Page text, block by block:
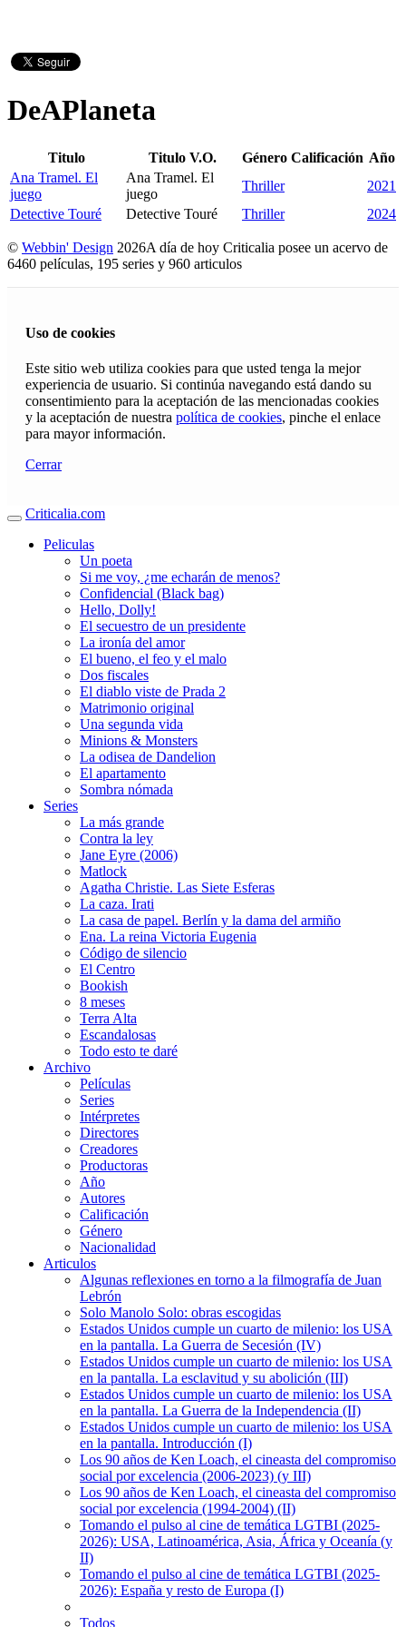
DeAPlaneta
Titulo Titulo V.O. Género Calificación Año
Ana Tramel. El
juego
Ana Tramel. El
juego
Thriller
2021
Detective Touré
Detective Touré Thriller 2024
© Webbin' Design 2026A día de hoy Criticalia posee un acervo de
6460 películas, 195 series y 960 articulos
Uso de cookies
Este sitio web utiliza cookies para que usted tenga la mejor
experiencia de usuario. Si continúa navegando está dando su
consentimiento para la aceptación de las mencionadas cookies
y la aceptación de nuestra política de cookies, pinche el enlace
para mayor información.
Cerrar
Criticalia.com
Peliculas
Un poeta
Si me voy, ¿me echarán de menos?
Confidencial (Black bag)
Hello, Dolly!
El secuestro de un presidente
La ironía del amor
El bueno, el feo y el malo
Dos fiscales
El diablo viste de Prada 2
Matrimonio original
Una segunda vida
Minions & Monsters
La odisea de Dandelion
El apartamento
Sombra nómada
Series
La más grande
Contra la ley
Jane Eyre (2006)
Matlock
Agatha Christie. Las Siete Esferas
La caza. Irati
La casa de papel. Berlín y la dama del armiño
Ena. La reina Victoria Eugenia
Código de silencio
El Centro
Bookish
8 meses
Terra Alta
Escandalosas
Todo esto te daré
Archivo
Películas
Series
Intérpretes
Directores
Creadores
Productoras
Año
Autores
Calificación
Género
Nacionalidad
Articulos
Algunas reflexiones en torno a la filmografía de Juan
Lebrón
Solo Manolo Solo: obras escogidas
Estados Unidos cumple un cuarto de milenio: los USA
en la pantalla. La Guerra de Secesión (IV)
Estados Unidos cumple un cuarto de milenio: los USA
en la pantalla. La esclavitud y su abolición (III)
Estados Unidos cumple un cuarto de milenio: los USA
en la pantalla. La Guerra de la Independencia (II)
Estados Unidos cumple un cuarto de milenio: los USA
en la pantalla. Introducción (I)
Los 90 años de Ken Loach, el cineasta del compromiso
social por excelencia (2006-2023) (y III)
Los 90 años de Ken Loach, el cineasta del compromiso
social por excelencia (1994-2004) (II)
Tomando el pulso al cine de temática LGTBI (2025-
2026): USA, Latinoamérica, Asia, África y Oceanía (y
II)
Tomando el pulso al cine de temática LGTBI (2025-
2026): España y resto de Europa (I)
Todos